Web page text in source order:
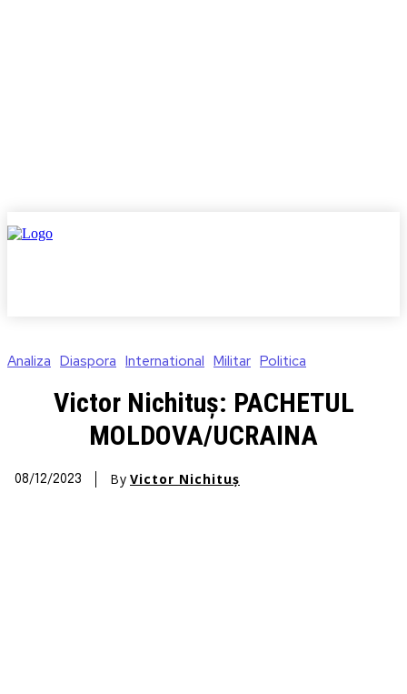
Analiza Diaspora International Militar Politica
Victor Nichituș: PACHETUL
MOLDOVA/UCRAINA
08/12/2023 By Victor Nichituș